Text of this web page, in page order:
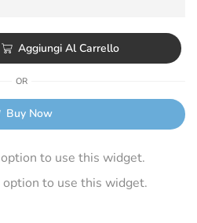
Aggiungi Al Carrello
OR
Buy Now
option to use this widget.
option to use this widget.